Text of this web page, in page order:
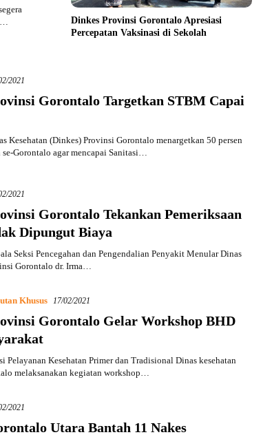
Dinkes Provinsi Gorontalo Apresiasi
Percepatan Vaksinasi di Sekolah
2021
Gorontalo Targetkan STBM Capai
Kesehatan (Dinkes) Provinsi Gorontalo menargetkan 50 persen
Gorontalo agar mencapai Sanitasi…
2021
Gorontalo Tekankan Pemeriksaan
Dipungut Biaya
Seksi Pencegahan dan Pengendalian Penyakit Menular Dinas
Gorontalo dr. Irma…
Khusus 17/02/2021
Gorontalo Gelar Workshop BHD
Pelayanan Kesehatan Primer dan Tradisional Dinas kesehatan
melaksanakan kegiatan workshop…
2021
Utara Bantah 11 Nakes